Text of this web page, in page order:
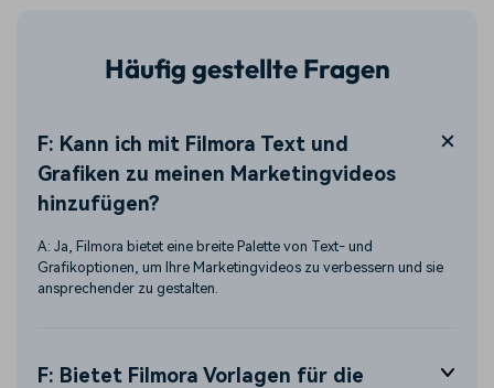
Häufig gestellte Fragen
F: Kann ich mit Filmora Text und
Grafiken zu meinen Marketingvideos
hinzufügen?
A: Ja, Filmora bietet eine breite Palette von Text- und
Grafikoptionen, um Ihre Marketingvideos zu verbessern und sie
ansprechender zu gestalten.
F: Bietet Filmora Vorlagen für die